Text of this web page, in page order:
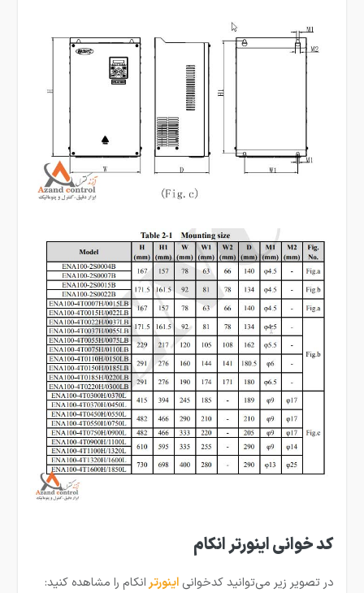
کد خوانی اینورتر انکام
در تصویر زیر می‌توانید کدخوانیاینورترانکام را مشاهده کنید: